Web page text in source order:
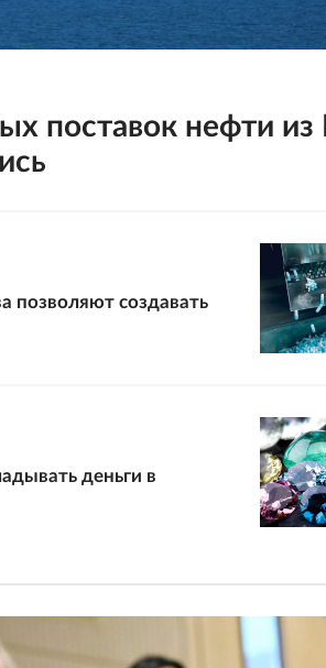
поставок нефти из
позволяют создавать
деньги в